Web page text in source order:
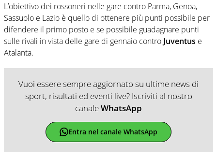
L’obiettivo dei rossoneri nelle gare contro Parma, Genoa,
Sassuolo e Lazio è quello di ottenere più punti possibile per
difendere il primo posto e se possibile guadagnare punti
sulle rivali in vista delle gare di gennaio contro Juventus e
Atalanta.
Vuoi essere sempre aggiornato su ultime news di
sport, risultati ed eventi live? Iscriviti al nostro
canaleWhatsApp
Entra nel canale WhatsApp